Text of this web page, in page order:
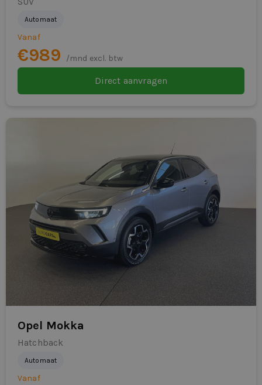
lederen versnellingspook
LED koplampen
Pack Comfort
Pack Full Screen
passagiersairbag
passagiersstoel in hoogte verstelbaar
regensensor
rijstrooksensor met correctie
Automaat
Vanaf
€989 /mnd excl. btw
Direct aanvragen
Opel Mokka
Hatchback
Automaat
Vanaf